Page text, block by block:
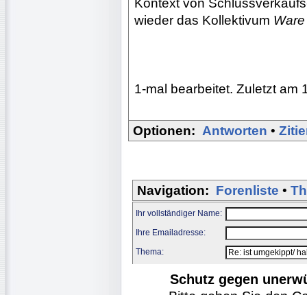
Kontext von
wieder das Kollektivum Ware
1-mal bearbeitet. Zuletzt am
Optionen: Antworten •
Navigation: Forenliste •
Ihr vollständiger Name:
Ihre Emailadresse:
Thema:
Schutz gegen